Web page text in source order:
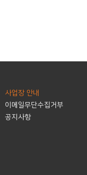
사업장 안내
이메일무단수집거부
공지사항